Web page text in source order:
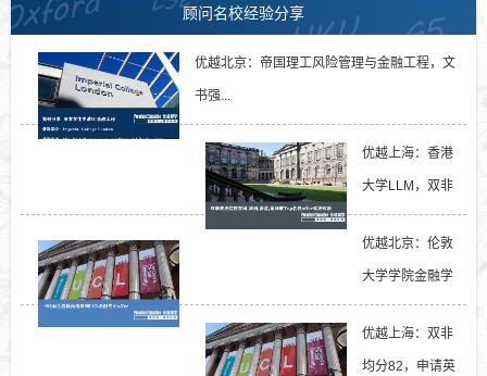
顾问名校经验分享
优越北京：帝国理工风险管理与金融工程，文
书强...
优越上海：香港
大学LLM，双非
实现英港新 顶级
法...
优越北京：伦敦
大学学院金融学
专业轻松拿下...
优越上海：双非
均分82，申请英